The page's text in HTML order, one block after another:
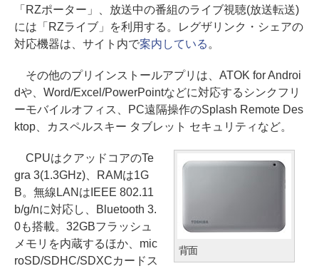
「RZポーター」、放送中の番組のライブ視聴(放送転送)
には「RZライブ」を利用する。レグザリンク・シェアの
対応機器は、サイト内で案内している 。
その他のプリインストールアプリは、ATOK for Androi
dや、Word/Excel/PowerPointなどに対応するシンクフリ
ーモバイルオフィス、PC遠隔操作のSplash Remote Des
ktop、カスペルスキー タブレット セキュリティなど。
背面
CPUはクアッドコアのTe
gra 3(1.3GHz)、RAMは1G
B。無線LANはIEEE 802.11
b/g/nに対応し、Bluetooth 3.
0も搭載。32GBフラッシュ
メモリを内蔵するほか、mic
roSD/SDHC/SDXCカードス